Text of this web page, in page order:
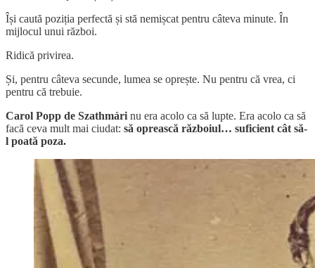
Își caută poziția perfectă și stă nemișcat pentru câteva minute. În
mijlocul unui război.
Ridică privirea.
Și, pentru câteva secunde, lumea se oprește. Nu pentru că vrea, ci
pentru că trebuie.
Carol Popp de Szathmári nu era acolo ca să lupte. Era acolo ca să
facă ceva mult mai ciudat: să oprească războiul… suficient cât să-
l poată poza.